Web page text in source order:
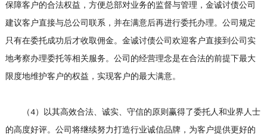
保障客户的合法权益，方便总部对业务的监督与管理，金诚讨债公司
建议客户直接与总公司联系，并在满意后再进行委托办理。公司规定
只有在委托成功后才收取佣金。金诚讨债公司欢迎客户直接到公司实
地考察办理委托等相关服务。公司的经营理念是在合法的前提下最大
限度地维护客户的权益，实现客户的最大满意。
（4）以其高效合法、诚实、守信的原则赢得了委托人和业界人士
的高度好评。公司将继续努力打造行业诚信品牌，为客户提供更好的